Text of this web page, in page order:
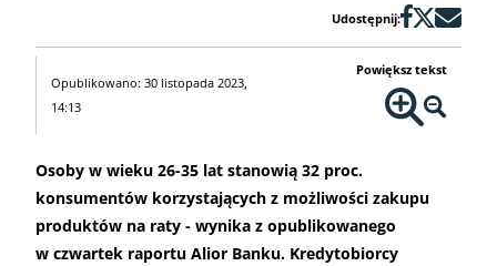
Udostępnij:
Opublikowano: 30 listopada 2023,
14:13
Powiększ tekst
Osoby w wieku 26-35 lat stanowią 32 proc.
konsumentów korzystających z możliwości zakupu
produktów na raty - wynika z opublikowanego
w czwartek raportu Alior Banku. Kredytobiorcy